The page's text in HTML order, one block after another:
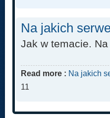
Na jakich
Jak w temacie.
Read more : Na jakich
11